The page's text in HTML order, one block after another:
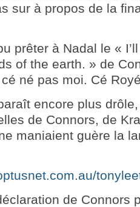
sur à propos de la
prêter à Nadal le «
of the earth. » de
né pas moi. Cé
encore plus
de Connors, de
maniaient guère la
de Connors